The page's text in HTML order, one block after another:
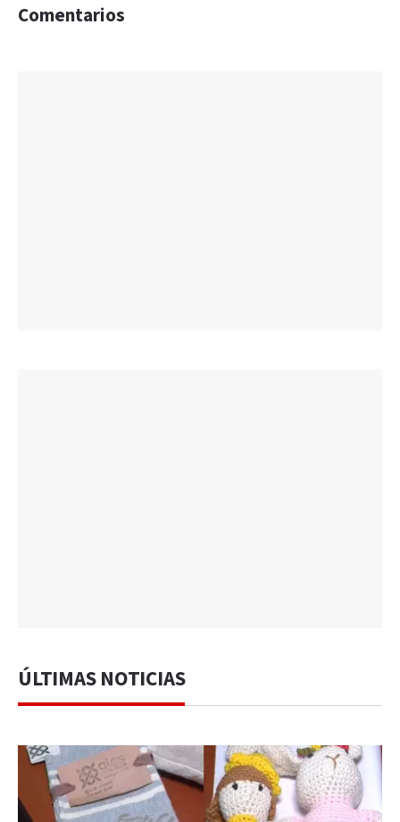
Comentarios
ÚLTIMAS NOTICIAS